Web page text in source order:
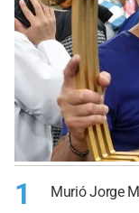
1 Murió Jorge